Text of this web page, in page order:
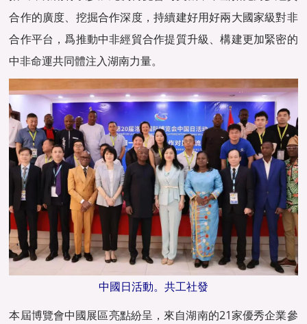
合作的廣度、挖掘合作深度，持續建好用好兩大國家級對非
合作平台，爲推動中非經貿合作提質升級、構建更加緊密的
中非命運共同體注入湖南力量。
中國日活動。共工社發
本屆博覽會中國展區亮點紛呈，來自湖南的21家優秀企業參